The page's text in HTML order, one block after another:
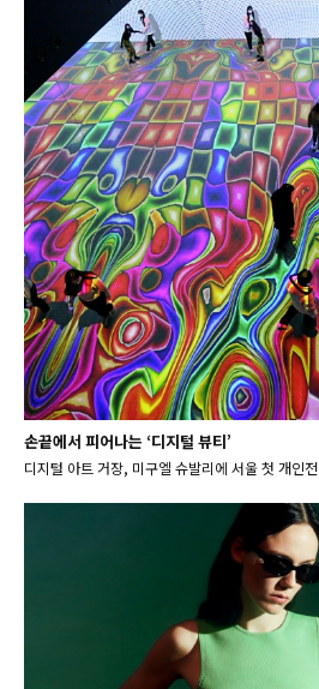
손끝에서 피어나는 ‘디지털 뷰티’
디지털 아트 거장, 미구엘 슈발리에 서울 첫 개인전